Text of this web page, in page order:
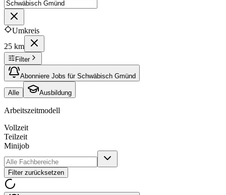
Umkreis
25 km
Filter
Abonniere Jobs für Schwäbisch Gmünd
Alle Ausbildung
Arbeitszeitmodell
Vollzeit
Teilzeit
Minijob
Filter zurücksetzen